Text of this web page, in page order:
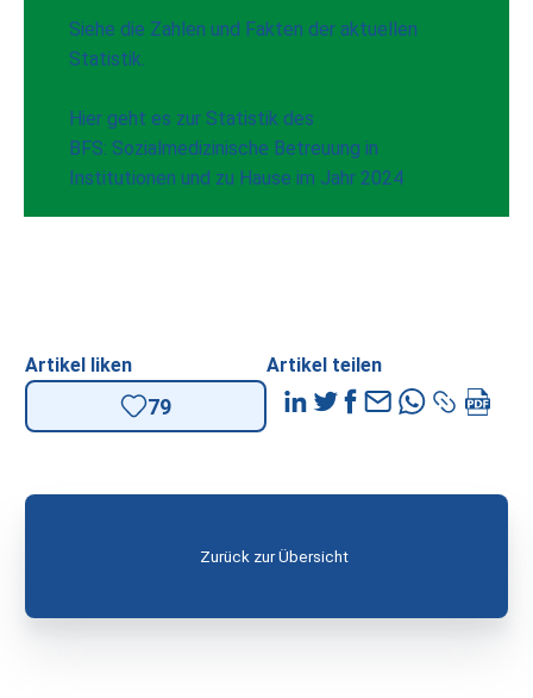
Siehe die Zahlen und Fakten der aktuellen
Statistik.
Hier geht es zur Statistik des
BFS: Sozialmedizinische Betreuung in
Institutionen und zu Hause im Jahr 2024
Artikel liken
79
Artikel teilen
Zurück zur Übersicht